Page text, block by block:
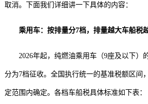
充电站
用车百科
经销商
取消。下面我们详细讲一下具体的内容：
乘用车：按排量分7档，排量越大车船税
2026年起，纯燃油乘用车（9座及以下）
分为7档征收。全国执行统一的基准税额区间
定范围内确定。各档车船税具体标准如下表：